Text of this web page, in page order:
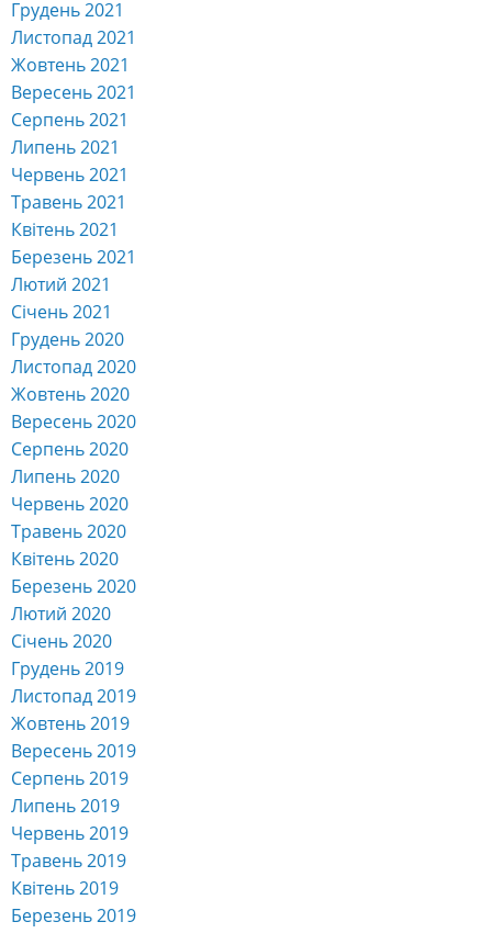
Жовтень 2021
Вересень 2021
Серпень 2021
Липень 2021
Червень 2021
Травень 2021
Квітень 2021
Березень 2021
Лютий 2021
Січень 2021
Грудень 2020
Листопад 2020
Жовтень 2020
Вересень 2020
Серпень 2020
Липень 2020
Червень 2020
Травень 2020
Квітень 2020
Березень 2020
Лютий 2020
Січень 2020
Грудень 2019
Листопад 2019
Жовтень 2019
Вересень 2019
Серпень 2019
Липень 2019
Червень 2019
Травень 2019
Квітень 2019
Березень 2019
Лютий 2019
Січень 2019